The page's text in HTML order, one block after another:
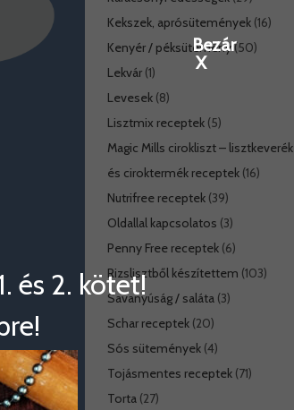
Kekszek, aprósütemények(16)
Kenyér / péksütemény(50)
Lekvár(1)
Levesek(8)
Lisztmix receptek(5)
Magic Mills cirokliszt – lisztkeverék
és ciroktermék receptek(16)
Nutrifree receptek(39)
Oldallal kapcsolatos (3)
Penny Free receptek(6)
Rizslisztből készítettem (103)
Savanyúság / saláta(3)
Schar receptek(20)
Sós sütemények(4)
Tojásmentes receptek(71)
Torta(27)
és 2. kötet!
Bezár
X